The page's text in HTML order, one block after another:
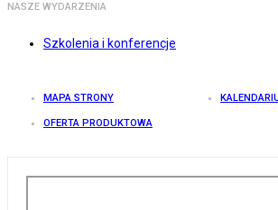
NASZE WYDARZENIA
Szkolenia i konferencje
MAPA STRONY
OFERTA PRODUKTOWA